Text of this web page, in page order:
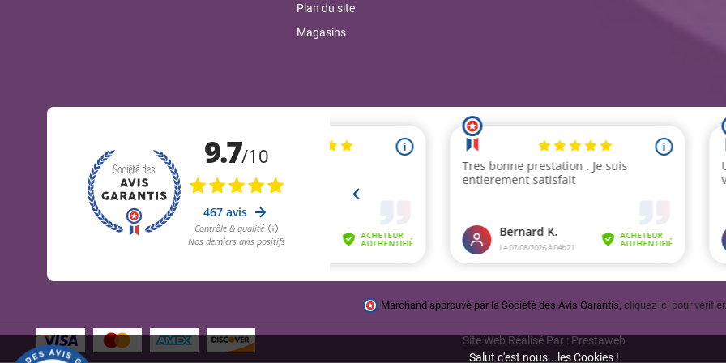
Salut c'est nous...les Cookies !
Plan du site
Magasins
Marchand approuvé par la Société des Avis Garantis, cliquez ici pour vérifier.
Site Web Réalisé Par : Prestaweb